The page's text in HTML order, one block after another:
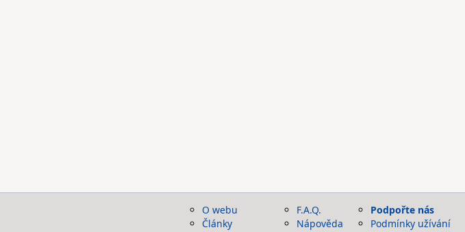
O webu
Články
F.A.Q.
Nápověda
Podpořte nás
Podmínky užívání